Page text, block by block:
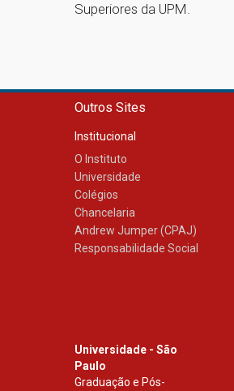
Superiores da UPM.
Outros Sites
Institucional
O Instituto
Universidade
Colégios
Chancelaria
Andrew Jumper (CPAJ)
Responsabilidade Social
Universidade - São
Paulo
Graduação e Pós-